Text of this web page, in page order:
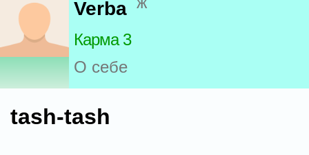
Verba
Карма 3
О себе
tash-tash